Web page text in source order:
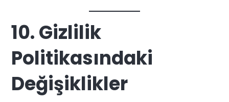
10. Gizlilik
Politikasındaki
Değişiklikler